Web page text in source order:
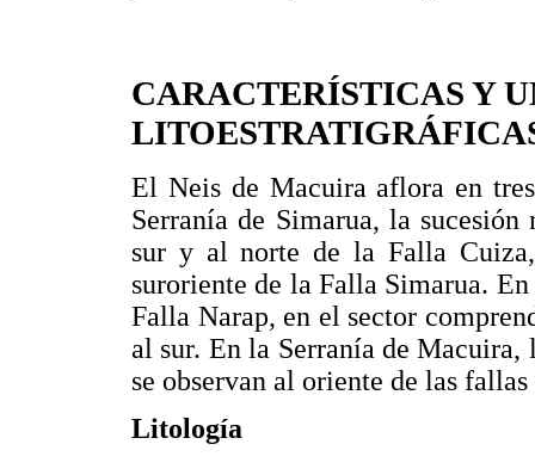
CARACTERÍSTICAS Y
El Neis de Macuira aflora en
Serranía de Simarua, la
sur y al norte de la Falla
suroriente de la Falla Simarua.
Falla Narap, en el sector
al sur. En la Serranía de
se observan al oriente de las
Litología